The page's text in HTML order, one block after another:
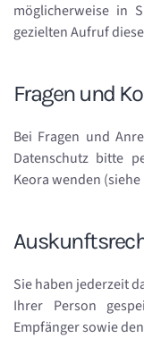
möglicherweise in
gezielten Aufruf
Fragen und
Bei Fragen und
Datenschutz bitte
Keora wenden (siehe
Sie haben jederzeit
Ihrer Person
Empfänger sowie